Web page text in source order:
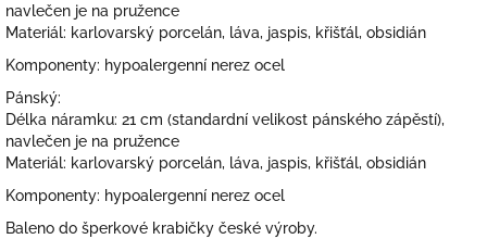
navlečen je na pružence
Materiál: karlovarský porcelán, láva, jaspis, křišťál, obsidián
Komponenty: hypoalergenní nerez ocel
Pánský:
Délka náramku: 21 cm (standardní velikost pánského zápěstí),
navlečen je na pružence
Materiál: karlovarský porcelán, láva, jaspis, křišťál, obsidián
Komponenty: hypoalergenní nerez ocel
Baleno do šperkové krabičky české výroby.